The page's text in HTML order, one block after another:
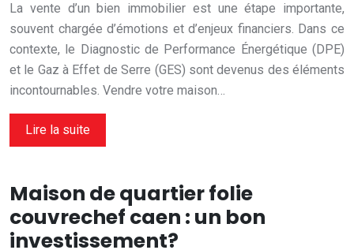
La vente d’un bien immobilier est une étape importante,
souvent chargée d’émotions et d’enjeux financiers. Dans ce
contexte, le Diagnostic de Performance Énergétique (DPE)
et le Gaz à Effet de Serre (GES) sont devenus des éléments
incontournables. Vendre votre maison…
Lire la suite
Maison de quartier folie
couvrechef caen : un bon
investissement?